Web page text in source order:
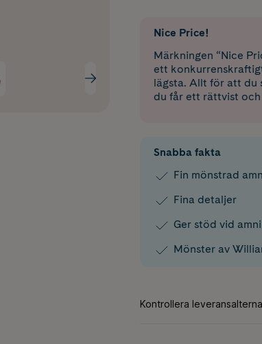
Nice Price!
Märkningen “Nice
ett
lägsta. Allt för att du
du får ett rättvist och
Snabba fakta
Fin mönstrad
Fina detaljer
Ger stöd vid
Mönster av